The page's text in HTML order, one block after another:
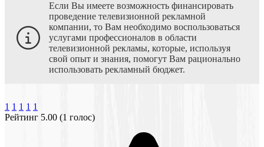
Если Вы имеете возможность финансировать
проведение телевизионной рекламной
компании, то Вам необходимо воспользоваться
услугами профессионалов в области
телевизионной рекламы, которые, используя
свой опыт и знания, помогут Вам рационально
использовать рекламный бюджет.
1 1 1 1 1
Рейтинг 5.00 (1 голос)